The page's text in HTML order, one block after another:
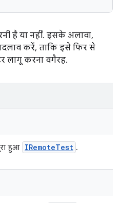
है या नहीं. इसके अलावा,
करें, ताकि इसे फिर से
लागू करना वगैरह.
हुआ IRemoteTest .